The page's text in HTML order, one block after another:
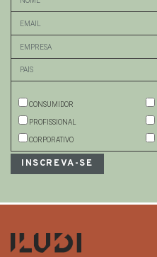
CONSUMIDOR
PROFISSIONAL
CORPORATIVO